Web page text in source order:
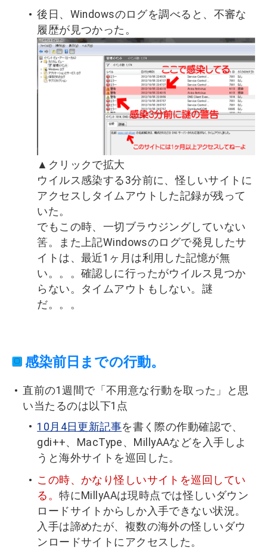
後日、Windowsのログを調べると、不審な
履歴が見つかった。
▲クリックで拡大
ウイルス感染する3分前に、怪しいサイトに
アクセスしタイムアウトした記録が残って
いた。
でもこの時、一切ブラウジングしていない
筈。また上記Windowsのログで発見したサ
イトは、最近1ヶ月は利用した記憶が無
い。。。確認しに行ったがウイルス見つか
らない。タイムアウトもしない。謎
だ。。。
感染前日までの行動。
直前の1週間で「不用意な行動を取った」と思
い当たるのは以下1点
10月4日更新記事を書く際の作動確認で、
gdi++、MacType、MillyAAなどを入手しよ
うと海外サイトを巡回した。
この時、かなり怪しいサイトを巡回してい
る。特にMillyAAは現時点では怪しいダウン
ロードサイトからしか入手できない状況。
入手は諦めたが、複数の海外の怪しいダウ
ンロードサイトにアクセスした。